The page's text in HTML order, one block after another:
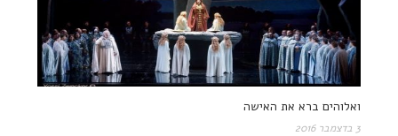
ואלוהים ברא את האישה
3 בדצמבר 2016